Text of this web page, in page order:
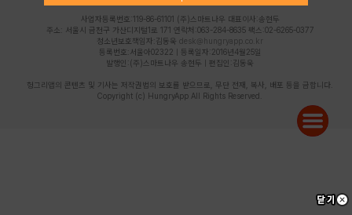
사업자등록번호:119-86-61101 (주)스마트나우 대표이사:송현두
주소: 서울시 금천구 가산디지털1로 171 연락처:063-284-8635 팩스:02-6265-0377
청소년보호책임자:김동욱 desk@hungryapp.co.kr
등록번호:서울아02322 | 등록일자:2016년4월25일
발행인:(주)스마트나우 송현두 | 편집인:김동욱
헝그리앱의 콘텐츠 및 기사는 저작권법의 보호를 받으므로, 무단 전재, 복사, 배포 등을 금합니다.
Copyright (c) HungryApp All Rights Reserved.